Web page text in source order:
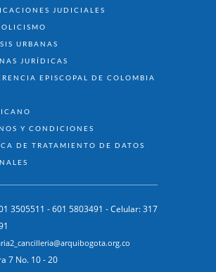
JUDICIALES
URBANAS
JURÍDICAS
EPISCOPAL DE COLOMBIA
Y CONDICIONES
DE TRATAMIENTO DE DATOS
3505511 - 601 5803491 - Celular: 317
7 No. 10 - 20